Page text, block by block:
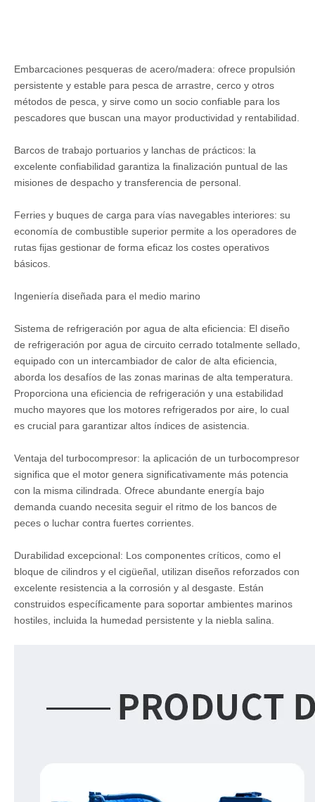
Embarcaciones pesqueras de acero/madera: ofrece propulsión
persistente y estable para pesca de arrastre, cerco y otros
métodos de pesca, y sirve como un socio confiable para los
pescadores que buscan una mayor productividad y rentabilidad.
Barcos de trabajo portuarios y lanchas de prácticos: la
excelente confiabilidad garantiza la finalización puntual de las
misiones de despacho y transferencia de personal.
Ferries y buques de carga para vías navegables interiores: su
economía de combustible superior permite a los operadores de
rutas fijas gestionar de forma eficaz los costes operativos
básicos.
Ingeniería diseñada para el medio marino
Sistema de refrigeración por agua de alta eficiencia: El diseño
de refrigeración por agua de circuito cerrado totalmente sellado,
equipado con un intercambiador de calor de alta eficiencia,
aborda los desafíos de las zonas marinas de alta temperatura.
Proporciona una eficiencia de refrigeración y una estabilidad
mucho mayores que los motores refrigerados por aire, lo cual
es crucial para garantizar altos índices de asistencia.
Ventaja del turbocompresor: la aplicación de un turbocompresor
significa que el motor genera significativamente más potencia
con la misma cilindrada. Ofrece abundante energía bajo
demanda cuando necesita seguir el ritmo de los bancos de
peces o luchar contra fuertes corrientes.
Durabilidad excepcional: Los componentes críticos, como el
bloque de cilindros y el cigüeñal, utilizan diseños reforzados con
excelente resistencia a la corrosión y al desgaste. Están
construidos específicamente para soportar ambientes marinos
hostiles, incluida la humedad persistente y la niebla salina.